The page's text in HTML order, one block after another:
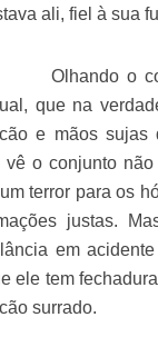
ali, fiel à sua
o
que na
e mãos sujas
vê o conjunto
terror para os
justas.
em
ele tem
surrado.